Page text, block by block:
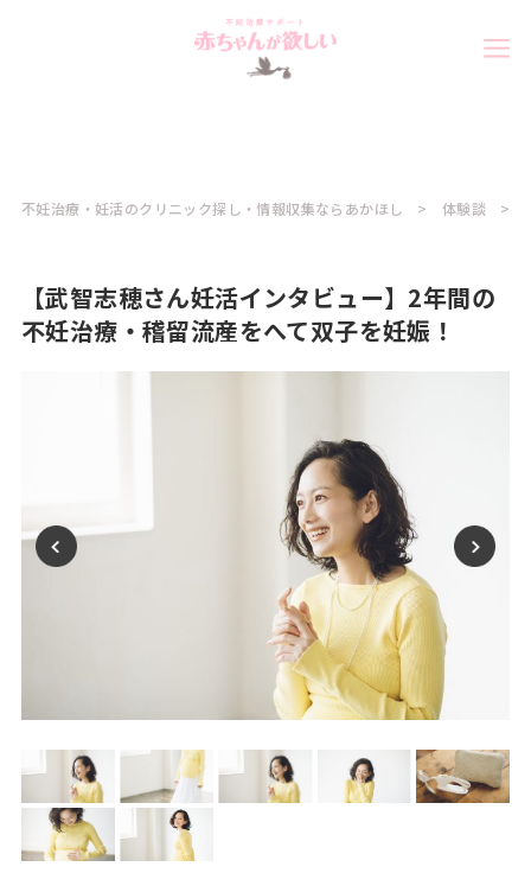
不妊治療・妊活のクリニック探し・情報収集ならあかほし 体験談
【武智志穂さん妊活インタビュー】2年間の
不妊治療・稽留流産をへて双子を妊娠！